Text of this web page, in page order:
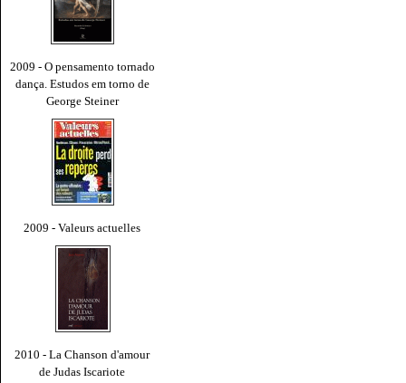
2009 - O pensamento tornado
dança. Estudos em torno de
George Steiner
2009 - Valeurs actuelles
2010 - La Chanson d'amour
de Judas Iscariote